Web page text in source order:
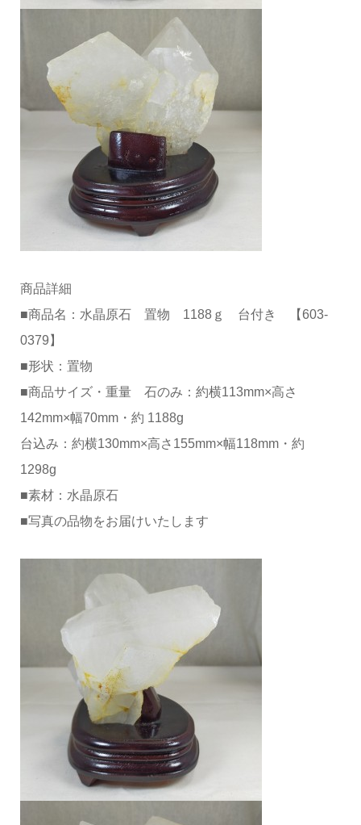
商品詳細
■商品名：水晶原石 置物 1188ｇ 台付き 【603-
0379】
■形状：置物
■商品サイズ・重量 石のみ：約横113mm×高さ
142mm×幅70mm・約 1188g
台込み：約横130mm×高さ155mm×幅118mm・約
1298g
■素材：水晶原石
■写真の品物をお届けいたします